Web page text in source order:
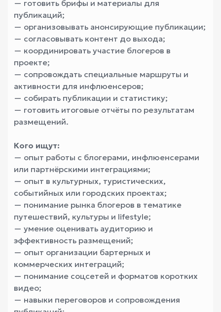
— готовить брифы и материалы для
публикаций;
— организовывать анонсирующие публикации;
— согласовывать контент до выхода;
— координировать участие блогеров в
проекте;
— сопровождать специальные маршруты и
активности для инфлюенсеров;
— собирать публикации и статистику;
— готовить итоговые отчёты по результатам
размещений.
Кого ищут:
— опыт работы с блогерами, инфлюенсерами
или партнёрскими интеграциями;
— опыт в культурных, туристических,
событийных или городских проектах;
— понимание рынка блогеров в тематике
путешествий, культуры и lifestyle;
— умение оценивать аудиторию и
эффективность размещений;
— опыт организации бартерных и
коммерческих интеграций;
— понимание соцсетей и форматов коротких
видео;
— навыки переговоров и сопровождения